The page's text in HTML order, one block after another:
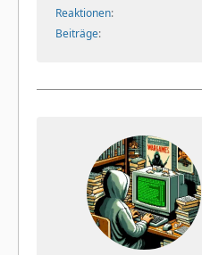
Reaktionen
Beiträge